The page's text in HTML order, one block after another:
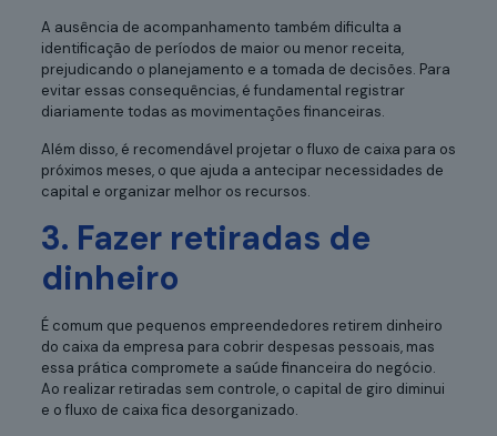
A ausência de acompanhamento também dificulta a
identificação de períodos de maior ou menor receita,
prejudicando o planejamento e a tomada de decisões. Para
evitar essas consequências, é fundamental registrar
diariamente todas as movimentações financeiras.
Além disso, é recomendável projetar o fluxo de caixa para os
próximos meses, o que ajuda a antecipar necessidades de
capital e organizar melhor os recursos.
3. Fazer retiradas de
dinheiro
É comum que pequenos empreendedores retirem dinheiro
do caixa da empresa para cobrir despesas pessoais, mas
essa prática compromete a saúde financeira do negócio.
Ao realizar retiradas sem controle, o capital de giro diminui
e o fluxo de caixa fica desorganizado.